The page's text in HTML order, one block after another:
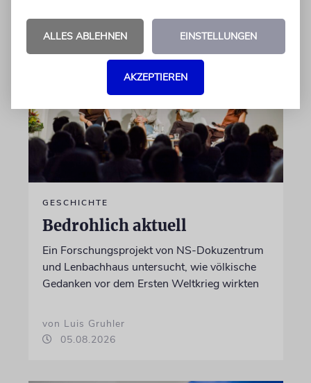
GESCHICHTE
Bedrohlich aktuell
Ein Forschungsprojekt von NS-Dokuzentrum
und Lenbachhaus untersucht, wie völkische
Gedanken vor dem Ersten Weltkrieg wirkten
von Luis Gruhler
05.08.2026
ALLES ABLEHNEN EINSTELLUNGEN
AKZEPTIEREN